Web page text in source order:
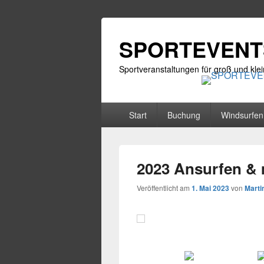
Sportveranstaltungen für groß und
Start Buchung
2023 Ansurfen &
Veröffentlicht am 1. Mai 2023von